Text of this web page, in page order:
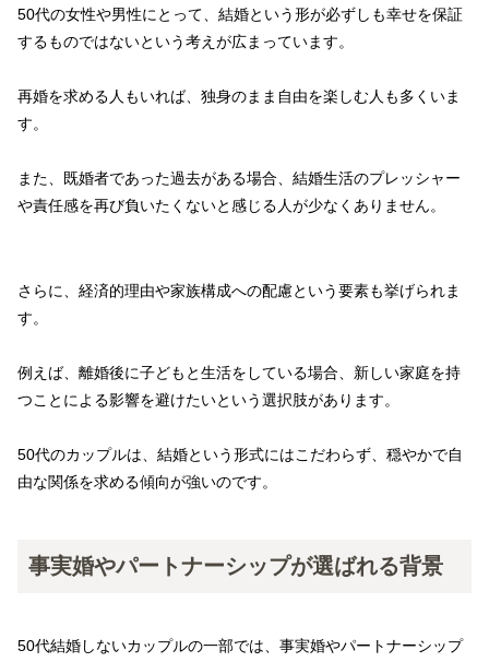
50代の女性や男性にとって、結婚という形が必ずしも幸せを保証
するものではないという考えが広まっています。
再婚を求める人もいれば、独身のまま自由を楽しむ人も多くいま
す。
また、既婚者であった過去がある場合、結婚生活のプレッシャー
や責任感を再び負いたくないと感じる人が少なくありません。
さらに、経済的理由や家族構成への配慮という要素も挙げられま
す。
例えば、離婚後に子どもと生活をしている場合、新しい家庭を持
つことによる影響を避けたいという選択肢があります。
50代のカップルは、結婚という形式にはこだわらず、穏やかで自
由な関係を求める傾向が強いのです。
事実婚やパートナーシップが選ばれる背景
50代結婚しないカップルの一部では、事実婚やパートナーシップ